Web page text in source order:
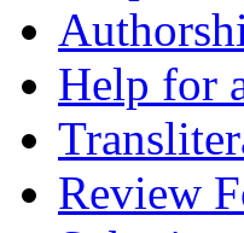
Help for
Review